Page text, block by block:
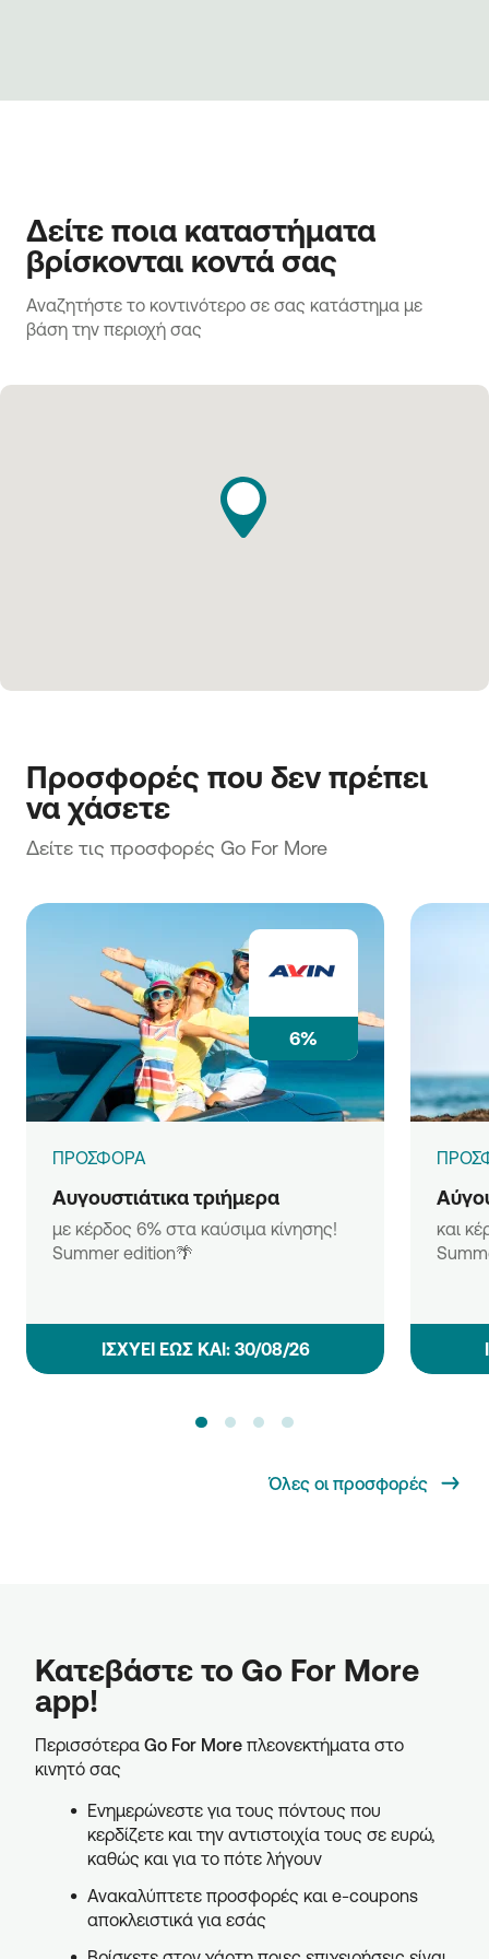
Δείτε ποια καταστήματα
βρίσκονται κοντά σας
Αναζητήστε το κοντινότερο σε σας κατάστημα με
βάση την περιοχή σας
Προσφορές που δεν πρέπει
να χάσετε
Δείτε τις προσφορές Go For More
6%
ΠΡΟΣΦΟΡΑ
Αυγουστιάτικα τριήμερα
με κέρδος 6% στα καύσιμα κίνησης!
Summer edition🌴
ΙΣΧΥΕΙ ΕΩΣ ΚΑΙ: 30/08/26
και
Όλες οι προσφορές
Κατεβάστε το Go For More
app!
Περισσότερα Go For More πλεονεκτήματα στο
κινητό σας
Ενημερώνεστε για τους πόντους που
κερδίζετε και την αντιστοιχία τους σε ευρώ,
καθώς και για το πότε λήγουν
Ανακαλύπτετε προσφορές και e-coupons
αποκλειστικά για εσάς